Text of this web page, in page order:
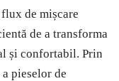
de mișcare
de a transforma
și confortabil. Prin
pieselor de